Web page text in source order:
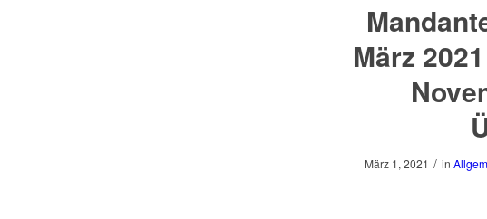
März
März 1, 2021 / in